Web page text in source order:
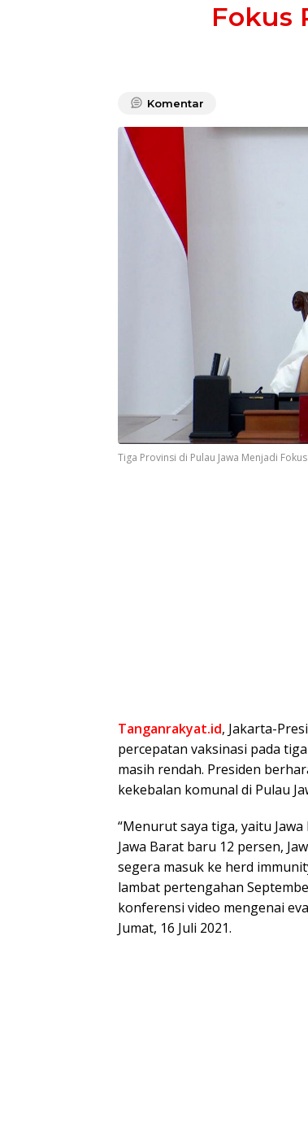
Fokus
Komentar
Tiga Provinsi di Pulau Jawa Menjadi
Tanganrakyat.id, Jakarta-
percepatan vaksinasi pada
masih rendah. Presiden
kekebalan komunal di Pulau
“Menurut saya tiga, yaitu
Jawa Barat baru 12 persen,
segera masuk ke herd
lambat pertengahan
konferensi video mengenai
Jumat, 16 Juli 2021.